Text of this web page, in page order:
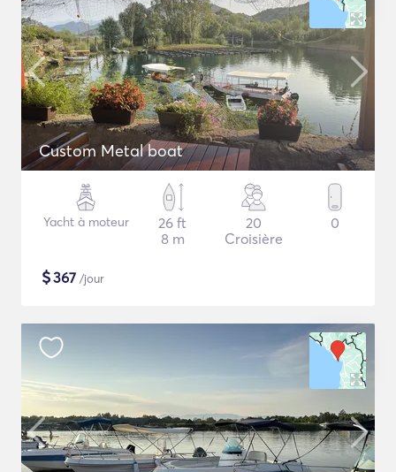
Custom Metal boat
Yacht à moteur
26 ft
8 m
20
Croisière
0
$367 /jour